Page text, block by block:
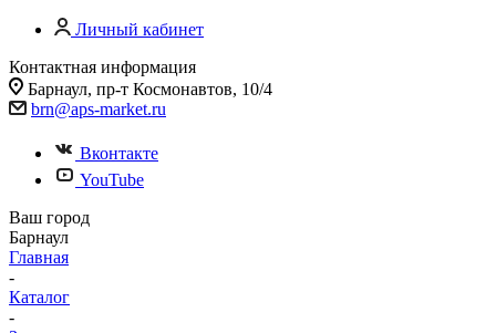
Личный кабинет
Контактная информация
Барнаул, пр-т Космонавтов, 10/4
brn@aps-market.ru
Вконтакте
YouTube
Ваш город
Барнаул
Главная
-
Каталог
-